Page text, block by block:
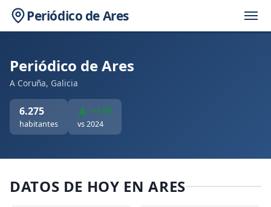
Periódico de Ares
Periódico de Ares
A Coruña, Galicia
6.275
habitantes
▲ +119
vs 2024
DATOS DE HOY EN ARES